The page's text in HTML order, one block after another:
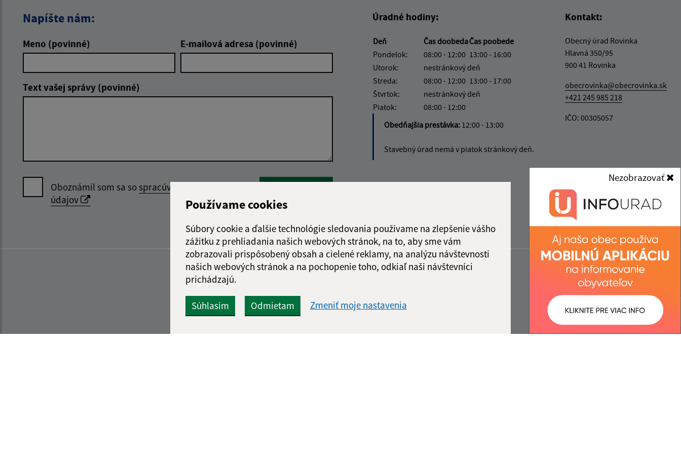
Používame cookies
Súbory cookie a ďalšie technológie sledovania používame na zlepšenie vášho
zážitku z prehliadania našich webových stránok, na to, aby sme vám
zobrazovali prispôsobený obsah a cielené reklamy, na analýzu návštevnosti
našich webových stránok a na pochopenie toho, odkiaľ naši návštevníci
prichádzajú.
Súhlasím Odmietam Zmeniť moje nastavenia
Nezobrazovať
Napíšte nám:
Meno (povinné) E-mailová adresa (povinné)
Text vašej správy (povinné)
Oboznámil som sa sospracúvaním osobných
údajov
Google reCaptcha Response
Úradné hodiny:
Deň Čas doobedaČas poobede
Pondelok:
08:00 - 12:00 13:00 - 16:00
Utorok:
nestránkový deň
Streda:
08:00 - 12:00 13:00 - 17:00
Štvrtok:
nestránkový deň
Piatok:
08:00 - 12:00
Obedňajšia prestávka: 12:00 - 13:00
Stavebný úrad nemá v piatok stránkový deň.
Kontakt:
Obecný úrad Rovinka
Hlavná 350/95
900 41 Rovinka
obecrovinka@obecrovinka.sk
+421 245 985 218
IČO: 00305057